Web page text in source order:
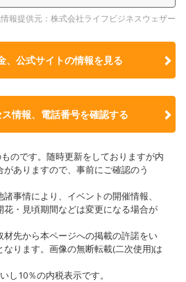
報提供元：株式会社ライフビジネスウェザー
、公式サイトの情報を見る
情報、電話番号を確認する
のです。随時更新をしておりますが内
ありますので、事前にご確認のう
事情により、イベントの開催情報、
・見頃期間などは変更になる場合が
先から本ページへの掲載の許諾をい
ります。画像の無断転載(二次使用)は
し10％の内税表示です。